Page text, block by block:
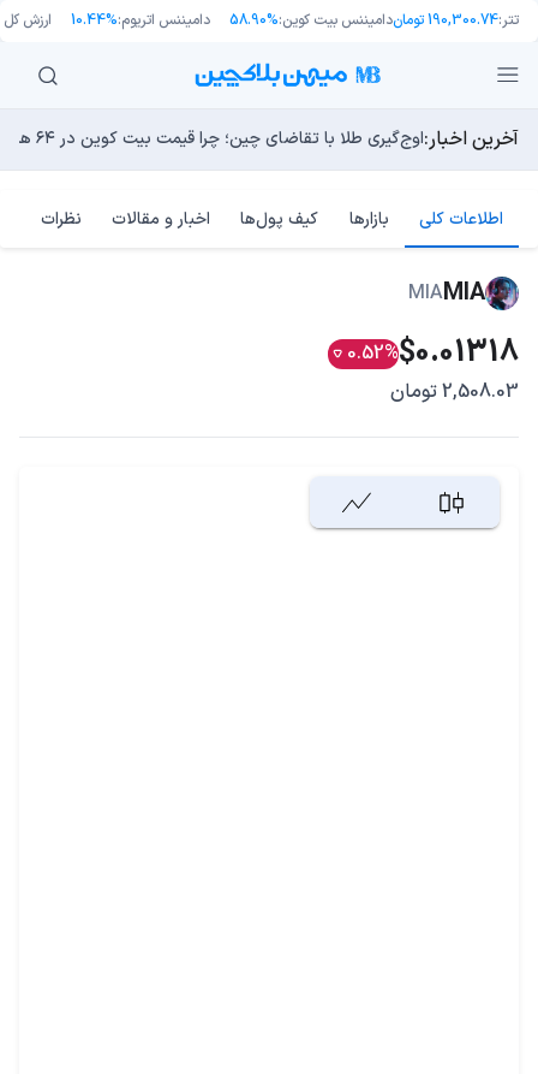
تتر:190,300.74 تومان دامیننس بیت کوین:58.90% دامیننس اتریوم:10.44% ارزش کل
آخرین اخبار:اوج‌گیری طلا با تقاضای چین؛ چرا قیمت بیت کوین در ۶۴ هزار دلار درجا می‌زند؟
بدترین نمودار برای گاوهای بیت کوین؛ آیا دوران رالی‌های
انتقال ۶۶ میلیون دلاری بیت کوین توسط مایکرواستراتژی؛ آیا فشار فروش جدیدی در راه است؟
یک نقشه راه کوانتومی، بیت‌کوین را بسیار بالاتر خواهد برد
چگونه «دارایی‌های دنیای واقعیِ جعلی» به جدیدترین جنون
اطلاعات کلی بازارها کیف پول‌ها اخبار و مقالات نظرات
MIA
MIA
$0.01318
0.52%
2,508.03 تومان